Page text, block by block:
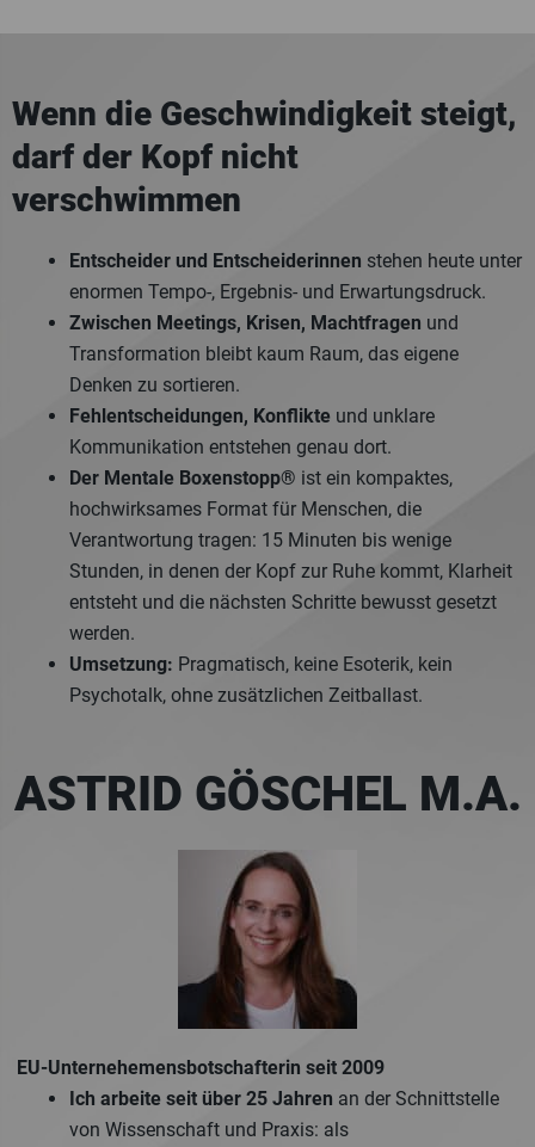
Wenn die Geschwindigkeit steigt,
darf der Kopf nicht
verschwimmen
Entscheider und Entscheiderinnen stehen heute unter
enormen Tempo-, Ergebnis- und Erwartungsdruck.
Zwischen Meetings, Krisen, Machtfragen und
Transformation bleibt kaum Raum, das eigene
Denken zu sortieren.
Fehlentscheidungen, Konflikte und unklare
Kommunikation entstehen genau dort.
Der Mentale Boxenstopp® ist ein kompaktes,
hochwirksames Format für Menschen, die
Verantwortung tragen: 15 Minuten bis wenige
Stunden, in denen der Kopf zur Ruhe kommt, Klarheit
entsteht und die nächsten Schritte bewusst gesetzt
werden.
Umsetzung: Pragmatisch, keine Esoterik, kein
Psychotalk, ohne zusätzlichen Zeitballast.
ASTRID GÖSCHEL M.A.
EU-Unternehemensbotschafterin seit 2009
Ich arbeite seit über 25 Jahren an der Schnittstelle
von Wissenschaft und Praxis: als